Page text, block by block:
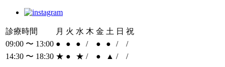
診療時間 月 火 水 木 金 土 日 祝
09:00 〜 13:00 ● ● ● / ● ● /
/
14:30 〜 18:30 ★ ● ★ / ● ▲ / /